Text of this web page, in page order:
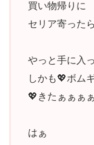
買い物帰りに
セリア寄ったら
やっと手に入
しかも💖ボム
💖きたぁぁぁ
はぁ